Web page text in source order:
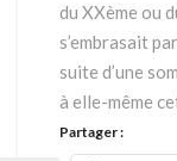
du XXème ou
s’embrasait
suite d’une
à elle-même
Partager :